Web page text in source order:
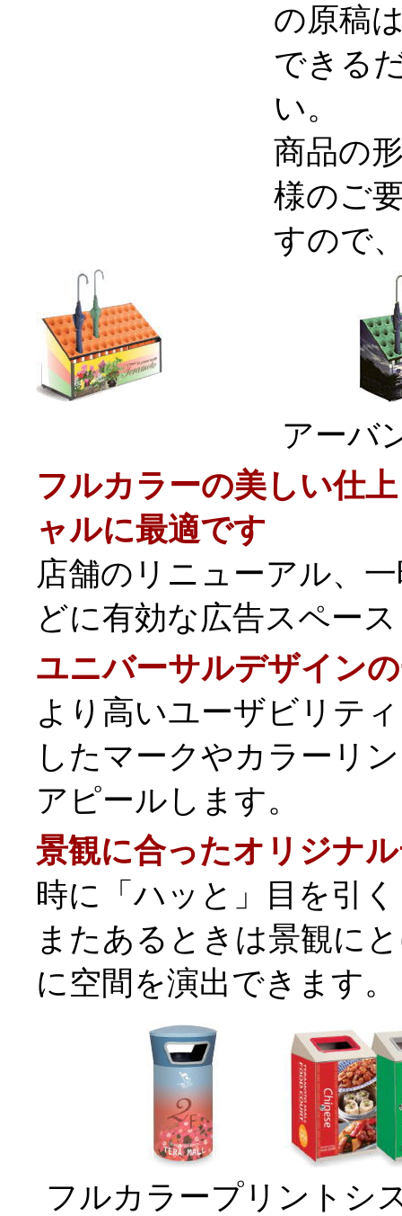
の原稿
できる
い。
商品の
様のご
すので
アーバ
フルカラーの美しい仕
ャルに最適です
店舗のリニューアル、
どに有効な広告スペー
ユニバーサルデザイン
より高いユーザビリテ
したマークやカラーリ
アピールします。
景観に合ったオリジナ
時に「ハッと」目を引
またあるときは景観に
に空間を演出できます。
フルカラープリン